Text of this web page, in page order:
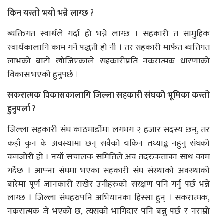
किन यस्तो भयो भन्ने लाग्छ ?
ब्यक्तिगत स्वार्थले गर्दा हो भन्ने लाग्छ । सहकारी त सामुहिक
स्वार्थकालागि काम गर्ने पद्धती हो नी । तर सहकारी मार्फत ब्यत्तिगत
लाभको बाटो खोजिएकाले सहकारीप्रति नकरात्मक धारणाको
विकास भएको हुनुपर्छ ।
सकरात्मक विकासकालागि जिल्ला सहकारी संघको भूमिका कस्तो
हुनुपर्ला ?
जिल्ला सहकारी संघ काठमाडौंमा लगभग २ हजार सदस्य छन्, तर
कहाँ कुन के अवस्थामा छन् सवैको यकिन तथ्याङ्क नहुनु संघको
कमजोरी हो । नयाँ संचालक समितिले अव तदरुकताका साथ काम
गर्देछ । आफ्ना संघमा भएका सहकारी संघ संस्थाको अवस्थाको
बारेमा पूर्ण जानकारी राखेर उनीहरुको संरक्षण पनि गर्नु पर्छ भन्ने
लाग्छ । जिल्ला संघहरुपनि अभियानका हिस्सा हुन् । सकरात्मक,
नकरात्मक जे भएको छ, त्यसको भागिदार पनि बन्नु पर्छ र नराम्रो